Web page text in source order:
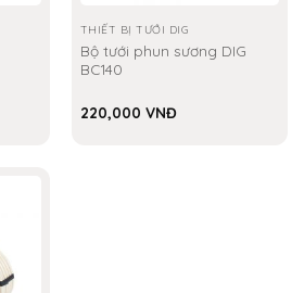
THIẾT BỊ TƯỚI DIG
Bộ tưới phun sương DIG
BC140
220,000 VNĐ